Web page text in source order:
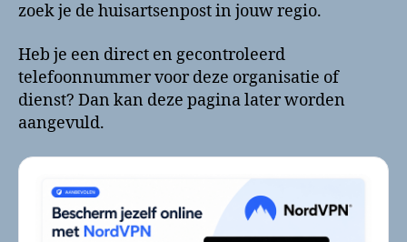
zoek je de huisartsenpost in jouw regio.
Heb je een direct en gecontroleerd
telefoonnummer voor deze organisatie of
dienst? Dan kan deze pagina later worden
aangevuld.